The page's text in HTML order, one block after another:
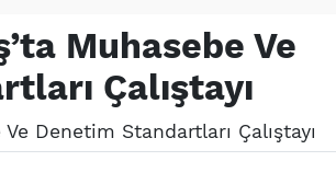
Muhasebe Ve
Çalıştayı
Denetim Standartları Çalıştayı